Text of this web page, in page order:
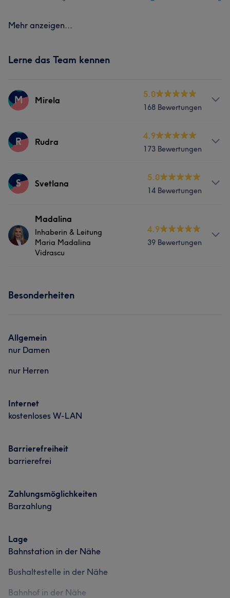
Mehr anzeigen...
Lerne das Team kennen
M Mirela
5.0
168 Bewertungen
Services
Was unsere Kunden über Mirela sagen
Gründlich 5
R Rudra
4.9
173 Bewertungen
Services
S Svetlana
5.0
14 Bewertungen
Services
Nägel
Madalina
Inhaberin & Leitung
Maria Madalina
Vidrascu
4.9
39 Bewertungen
Willkommen bei Trendcode Nails & Nails Academy.
Gel und Shellac. Wir freuen uns auf Ihren Besuch.
Portfolio
Besonderheiten
Allgemein
nur Damen
nur Herren
Internet
kostenloses W-LAN
Barrierefreiheit
barrierefrei
Zahlungsmöglichkeiten
Barzahlung
Lage
Bahnstation in der Nähe
Bushaltestelle in der Nähe
Bahnhof in der Nähe